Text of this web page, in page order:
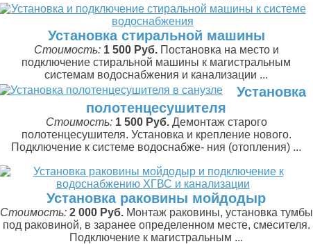
Установка стиральной машины
Стоимость: 1 500 Руб. Постановка на место и
подключение стиральной машины к магистральным
системам водоснабжения и канализации ...
Установка
полотенцесушителя
Стоимость: 1 500 Руб. Демонтаж старого
полотенцесушителя. Установка и крепление нового.
Подключение к системе водоснабже- ния (отопления) ...
Установка раковины мойдодыр
Стоимость: 2 000 Руб. Монтаж раковины, установка тумбы
под раковиной, в заранее определенном месте, смесителя.
Подключение к магистральным ...